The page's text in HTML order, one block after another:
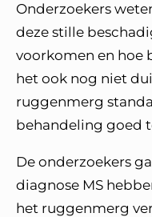
Onderzoekers
deze stille
voorkomen en hoe
het ook nog niet
ruggenmerg
behandeling goed
De onderzoekers
diagnose MS
het ruggenmerg